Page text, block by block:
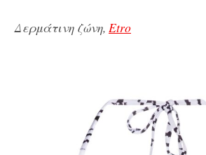
Δερμάτινη ζώνη, Etro